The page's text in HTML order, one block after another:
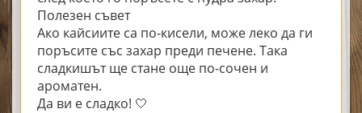
Полезен съвет
Ако кайсиите са по-кисели, може леко да ги
поръсите със захар преди печене. Така
сладкишът ще стане още по-сочен и
ароматен.
Да ви е сладко! 🤍